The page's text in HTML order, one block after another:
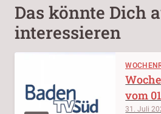
Das könnte Dich
interessieren
31. Juli
vom